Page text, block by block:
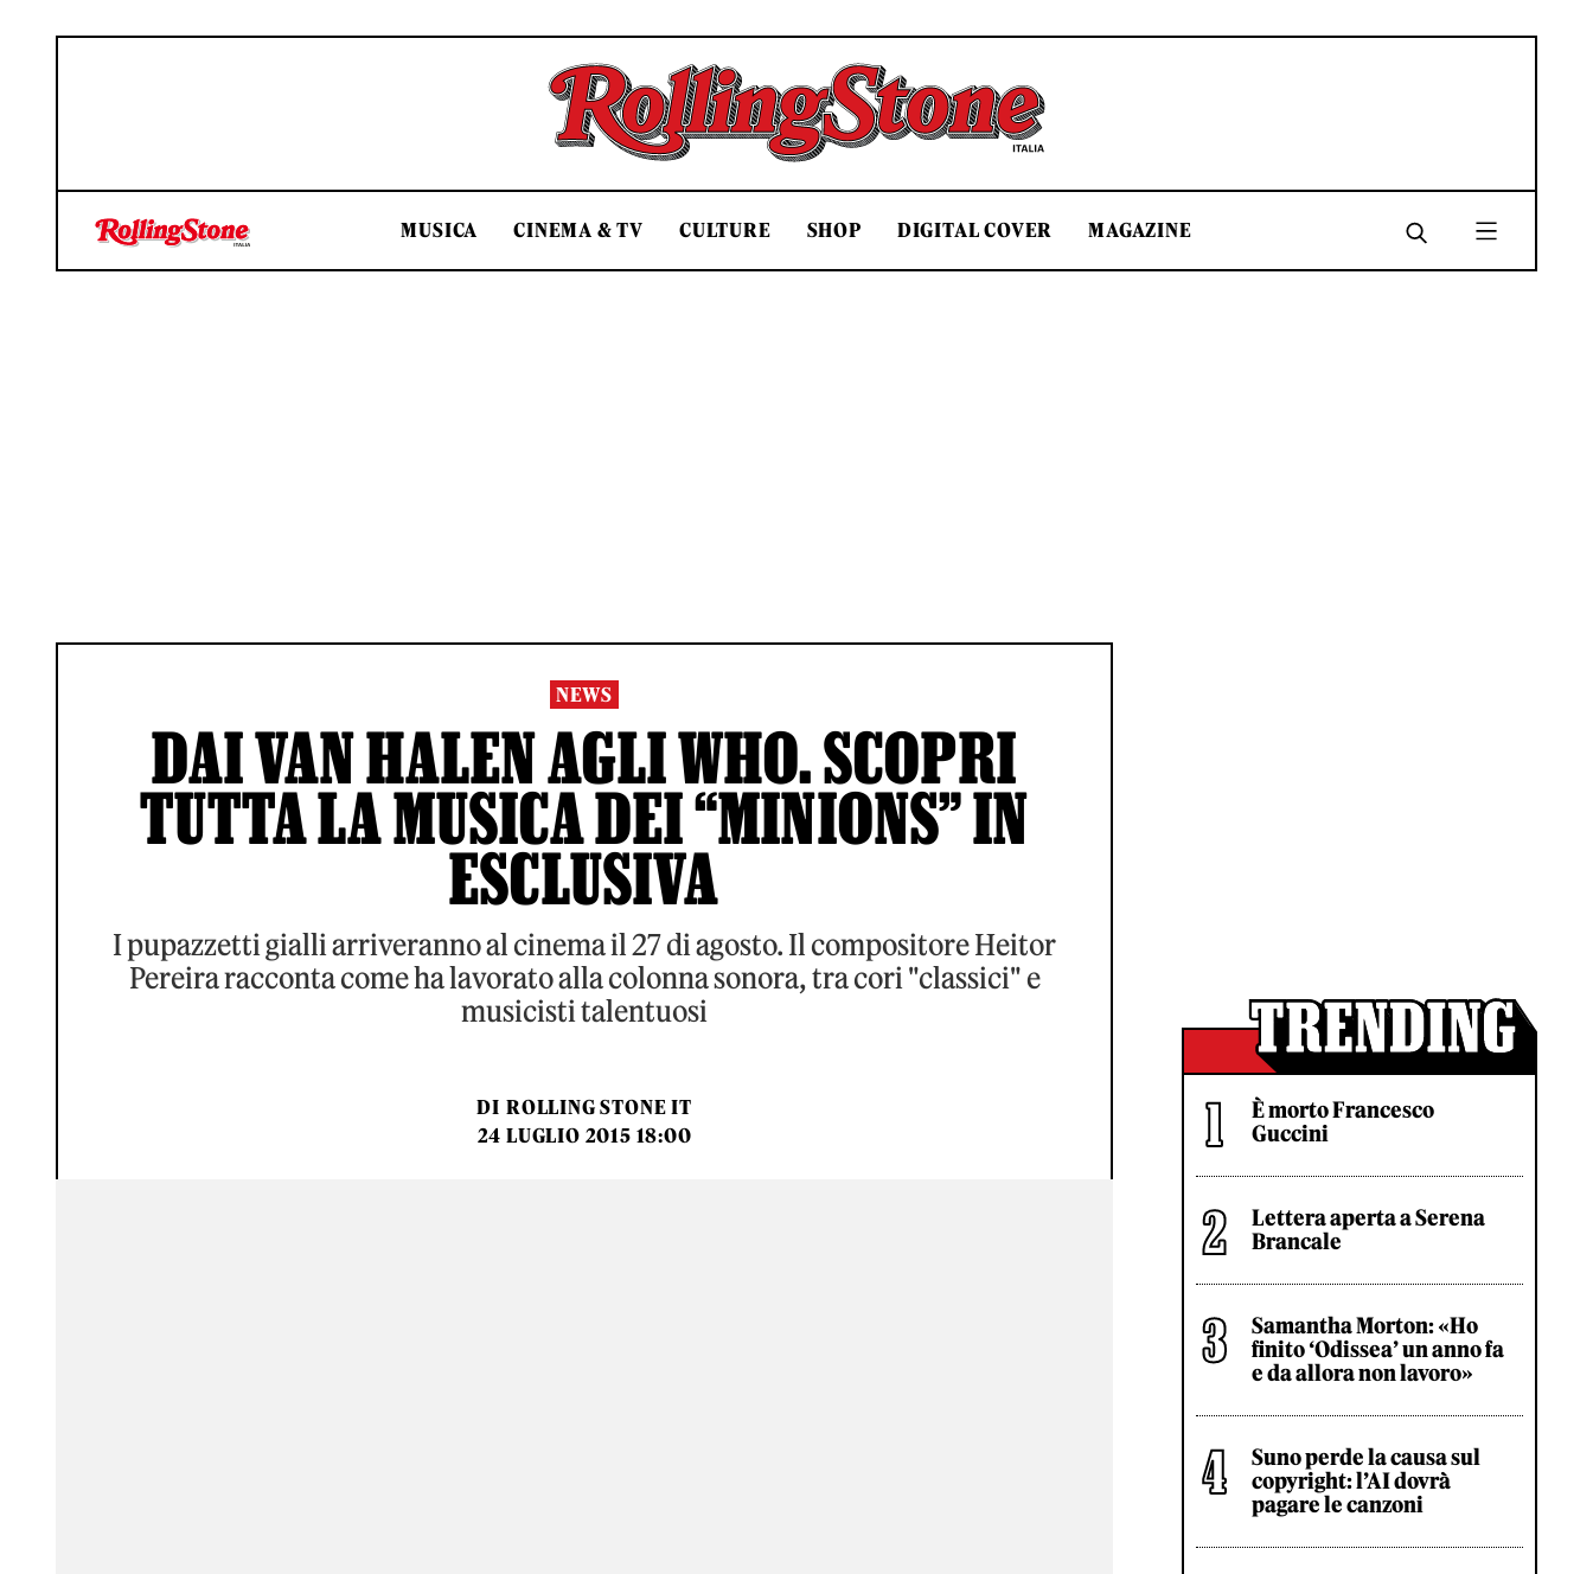
Rolling Stone Italia
MUSICA CINEMA & TV CULTURE SHOP DIGITAL COVER MAGAZINE
NEWS
DAI VAN HALEN AGLI WHO. SCOPRI
TUTTA LA MUSICA DEI “MINIONS” IN
ESCLUSIVA
I pupazzetti gialli arriveranno al cinema il 27 di agosto. Il compositore Heitor
Pereira racconta come ha lavorato alla colonna sonora, tra cori "classici" e
musicisti talentuosi
DI ROLLING STONE IT
24 LUGLIO 2015 18:00
È morto Francesco
Guccini
Lettera aperta a Serena
Brancale
Samantha Morton: «Ho
finito ‘Odissea’ un anno fa
e da allora non lavoro»
Suno perde la causa sul
copyright: l’AI dovrà
pagare le canzoni